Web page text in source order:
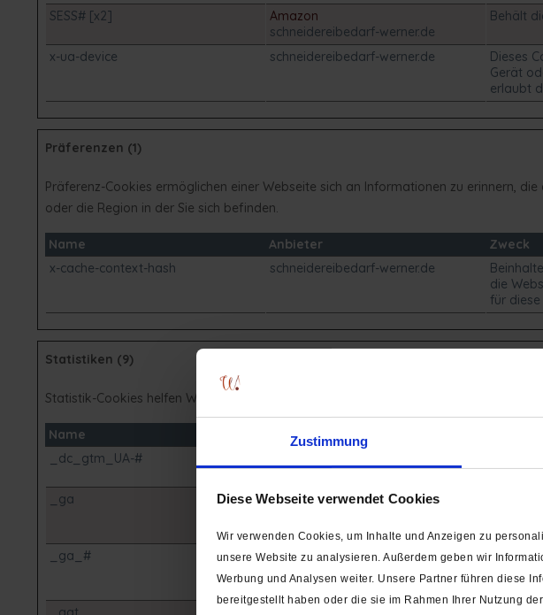
Zustimmung
Diese Webseite verwendet Cookies
Wir verwenden Cookies, um Inhalte und Anzeigen zu
unsere Website zu analysieren. Außerdem geben wir
Werbung und Analysen weiter. Unsere Partner führen diese
bereitgestellt haben oder die sie im Rahmen Ihrer Nutzung
SESS# [x2]
Amazon
schneidereibedarf-werner.de
Behält
x-ua-device schneidereibedarf-werner.de
Dieses
Gerät
erlaubt
Präferenzen (1)
Präferenz-Cookies ermöglichen einer Webseite sich an Informationen zu erinnern,
oder die Region in der Sie sich befinden.
Name Anbieter Zweck
x-cache-context-hash
schneidereibedarf-werner.de
die
für
Statistiken (9)
Statistik-Cookies helfen Webseiten-Besitzern zu verstehen, wie Besucher mit
Name Anbieter
_dc_gtm_UA-#
Google-
_ga Google
_ga_# Google
hat,